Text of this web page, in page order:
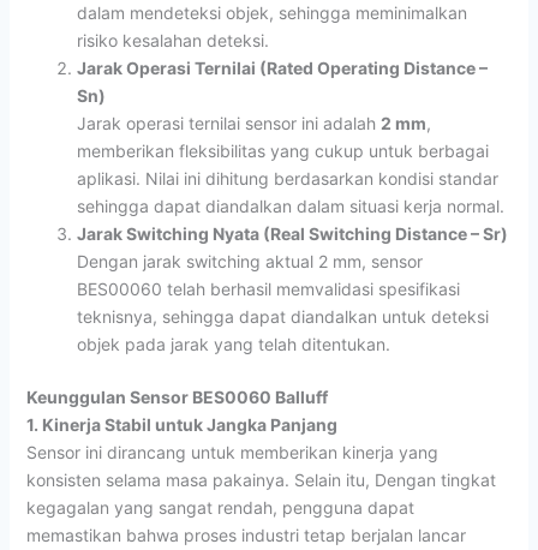
dalam mendeteksi objek, sehingga meminimalkan
risiko kesalahan deteksi.
Jarak Operasi Ternilai (Rated Operating Distance –
Sn)
Jarak operasi ternilai sensor ini adalah 2 mm,
memberikan fleksibilitas yang cukup untuk berbagai
aplikasi. Nilai ini dihitung berdasarkan kondisi standar
sehingga dapat diandalkan dalam situasi kerja normal.
Jarak Switching Nyata (Real Switching Distance – Sr)
Dengan jarak switching aktual 2 mm, sensor
BES00060 telah berhasil memvalidasi spesifikasi
teknisnya, sehingga dapat diandalkan untuk deteksi
objek pada jarak yang telah ditentukan.
Keunggulan Sensor BES0060 Balluff
1. Kinerja Stabil untuk Jangka Panjang
Sensor ini dirancang untuk memberikan kinerja yang
konsisten selama masa pakainya. Selain itu, Dengan tingkat
kegagalan yang sangat rendah, pengguna dapat
memastikan bahwa proses industri tetap berjalan lancar